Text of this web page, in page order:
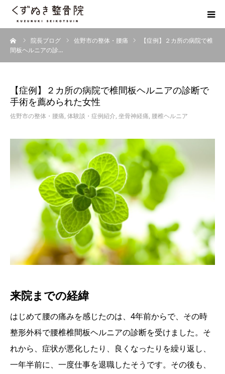
院長ブログ 佐野市の整体・腰痛
【症例】２カ所の病院で椎
間板ヘルニアの診…
【症例】２カ所の病院で椎間板ヘルニアの診断で
手術を薦められた女性
佐野市の整体・腰痛, 体験談・症例紹介, 坐骨神経痛, 腰椎ヘルニア
来院までの経緯
はじめて腰の痛みを感じたのは、4年前からで、その時
整形外科で腰椎椎間板ヘルニアの診断を受けました。そ
れから、症状が悪化したり、良くなったりを繰り返し、
一年半前に、一度仕事を退職したそうです。その後も、
初めての方へ
整体院Q＆A
院長ブログ
佐野市の交通事故治療 整骨院